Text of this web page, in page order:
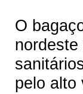
O
pelo alto